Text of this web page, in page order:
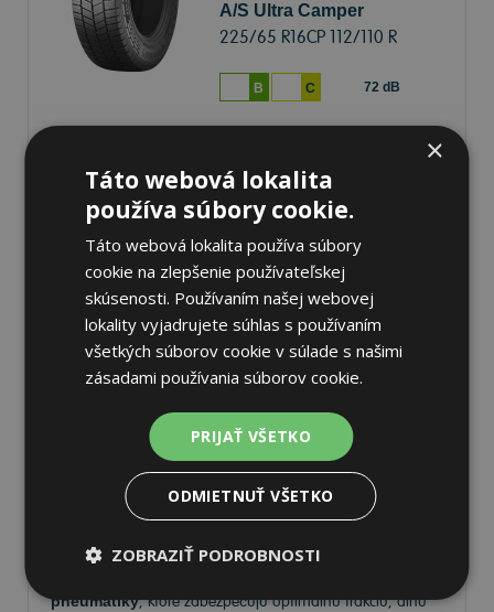
A/S Ultra Camper
225/65 R16CP 112/110 R
B C 72 dB
K odberu na 17 pobočkách
190,96 € ks
Pneumatiky
Vyberte si kvalitnépneumatikypre bezpečnú, komfortnú
a úspornú jazdu. Na Tire.sk nájdete široký výber
pneumatík pre rôzne typy vozidiel a jazdných podmienok.
Ponúkameprémiové značky, akoContinental
Semperit, ako aj ďalších výrobcov:Goodyear
pneumatiky, ktoré zabezpečujú optimálnu trakciu, dlhú
×
Táto webová lokalita
používa súbory cookie.
Táto webová lokalita používa súbory
cookie na zlepšenie používateľskej
skúsenosti. Používaním našej webovej
lokality vyjadrujete súhlas s používaním
všetkých súborov cookie v súlade s našimi
zásadami používania súborov cookie.
PRIJAŤ VŠETKO
ODMIETNUŤ VŠETKO
ZOBRAZIŤ PODROBNOSTI